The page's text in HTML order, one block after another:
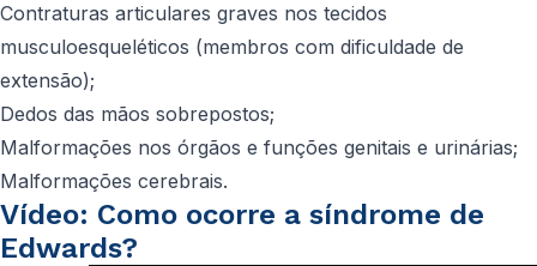
Contraturas articulares graves nos tecidos
musculoesqueléticos (membros com dificuldade de
extensão);
Dedos das mãos sobrepostos;
Malformações nos órgãos e funções genitais e urinárias;
Malformações cerebrais.
Vídeo: Como ocorre a síndrome de
Edwards?